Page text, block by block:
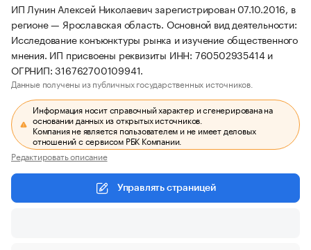
ИП Лунин Алексей Николаевич зарегистрирован 07.10.2016, в
регионе — Ярославская область. Основной вид деятельности:
Исследование конъюнктуры рынка и изучение общественного
мнения. ИП присвоены реквизиты ИНН: 760502935414 и
ОГРНИП: 316762700109941.
Данные получены из публичных государственных источников.
Информация носит справочный характер и сгенерирована на
основании данных из открытых источников.
Компания не является пользователем и не имеет деловых
отношений с сервисом РБК Компании.
Редактировать описание
Управлять страницей